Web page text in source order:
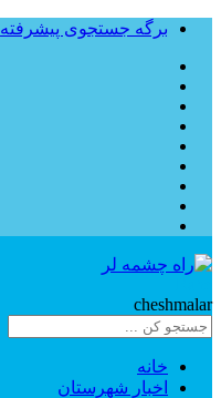
برگه جستجوی پیشرفته
cheshmalar
خانه
اخبار شهرستان